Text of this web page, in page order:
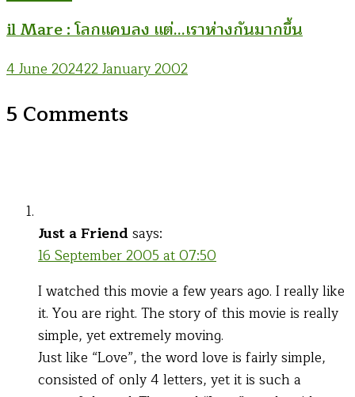
il Mare : โลกแคบลง แต่…เราห่างกันมากขึ้น
4 June 202422 January 2002
5 Comments
Just a Friendsays:
16 September 2005 at 07:50
I watched this movie a few years ago. I really like
it. You are right. The story of this movie is really
simple, yet extremely moving.
Just like “Love”, the word love is fairly simple,
consisted of only 4 letters, yet it is such a